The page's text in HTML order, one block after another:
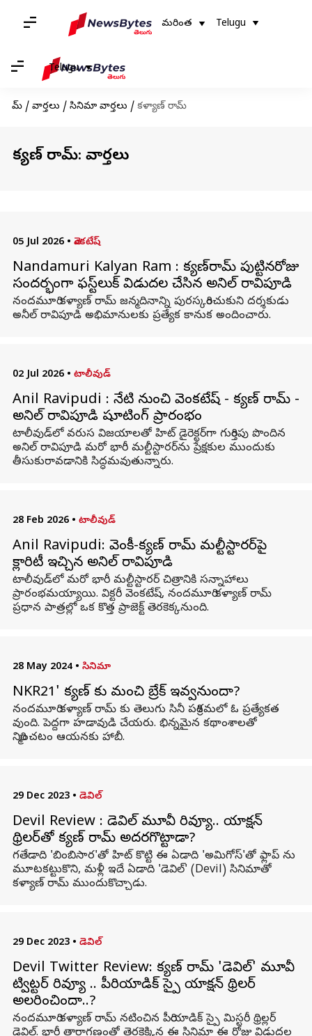
మరింత Telugu
Telugu
హోమ్ / వార్తలు / సినిమా వార్తలు / కళ్యాణ్ రామ్
కళ్యాణ్ రామ్: వార్తలు
05 Jul 2026 • వెంకటేష్
Nandamuri Kalyan Ram : కళ్యాణ్‌రామ్‌ పుట్టినరోజు
సందర్భంగా ఫస్ట్‌లుక్‌ విడుదల చేసిన అనిల్‌ రావిపూడి
నందమూరి కళ్యాణ్‌ రామ్‌ జన్మదినాన్ని పురస్కరించుకుని దర్శకుడు
అనీల్‌ రావిపూడి అభిమానులకు ప్రత్యేక కానుక అందించారు.
02 Jul 2026 • టాలీవుడ్
Anil Ravipudi : నేటి నుంచి వెంకటేష్ - కళ్యాణ్ రామ్ -
అనిల్ రావిపూడి షూటింగ్‌ ప్రారంభం
టాలీవుడ్‌లో వరుస విజయాలతో హిట్ డైరెక్టర్‌గా గుర్తింపు పొందిన
అనిల్ రావిపూడి మరో భారీ మల్టీస్టారర్‌ను ప్రేక్షకుల ముందుకు
తీసుకురావడానికి సిద్ధమవుతున్నారు.
28 Feb 2026 • టాలీవుడ్
Anil Ravipudi: వెంకీ-కళ్యాణ్ రామ్ మల్టీస్టారర్‌పై
క్లారిటీ ఇచ్చిన అనిల్ రావిపూడి
టాలీవుడ్‌లో మరో భారీ మల్టీస్టారర్ చిత్రానికి సన్నాహాలు
ప్రారంభమయ్యాయి. విక్టరీ వెంకటేష్, నందమూరి కళ్యాణ్ రామ్
ప్రధాన పాత్రల్లో ఒక కొత్త ప్రాజెక్ట్ తెరకెక్కనుంది.
28 May 2024 • సినిమా
NKR21' కళ్యాణ్ కు మంచి బ్రేక్ ఇవ్వనుందా?
నందమూరి కళ్యాణ్ రామ్ కు తెలుగు సినీ పరిశ్రమలో ఓ ప్రత్యేకత
వుంది. పెద్దగా హడావుడి చేయరు. భిన్నమైన కథాంశాలతో
నిర్మించటం ఆయనకు హాబీ.
29 Dec 2023 • డెవిల్
Devil Review : డెవిల్ మూవీ రివ్యూ.. యాక్షన్
థ్రిలర్‌తో కళ్యాణ్ రామ్ అదరగొట్టాడా?
గతేడాది 'బింబిసార'తో హిట్ కొట్టి ఈ ఏడాది 'అమిగోస్'తో ఫ్లాప్ ను
మూటకట్టుకొని, మళ్లీ ఇదే ఏడాది 'డెవిల్' (Devil) సినిమాతో
కళ్యాణ్ రామ్ ముందుకొచ్చాడు.
29 Dec 2023 • డెవిల్
Devil Twitter Review: కళ్యాణ్ రామ్ 'డెవిల్' మూవీ
ట్విట్టర్ రివ్యూ .. పీరియాడిక్ స్పై యాక్షన్ థ్రిలర్
అలరించిందా..?
నందమూరి కళ్యాణ్ రామ్ నటించిన పీరియాడిక్ స్పై మిస్టరీ థ్రిల్లర్